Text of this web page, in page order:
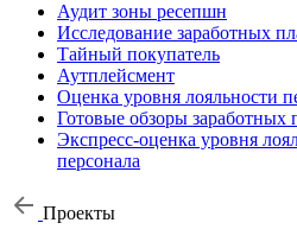
Аудит зоны ресепшн
Исследование заработных
Тайный покупатель
Аутплейсмент
Оценка уровня лояльности
Готовые обзоры заработных
Экспресс-оценка уровня
персонала
Проекты